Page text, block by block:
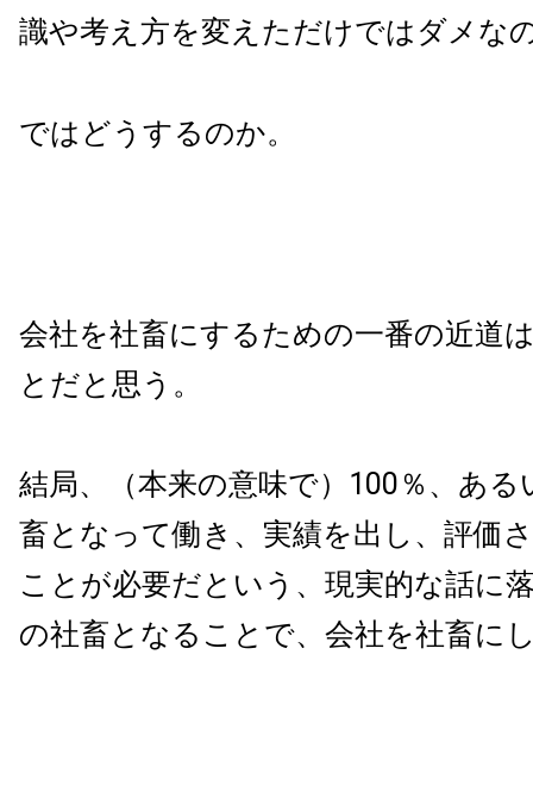
識や考え方を変えただけではダメな
ではどうするのか。
会社を社畜にするための一番の近道
とだと思う。
結局、（本来の意味で）100％、ある
畜となって働き、実績を出し、評価
ことが必要だという、現実的な話に
の社畜となることで、会社を社畜に